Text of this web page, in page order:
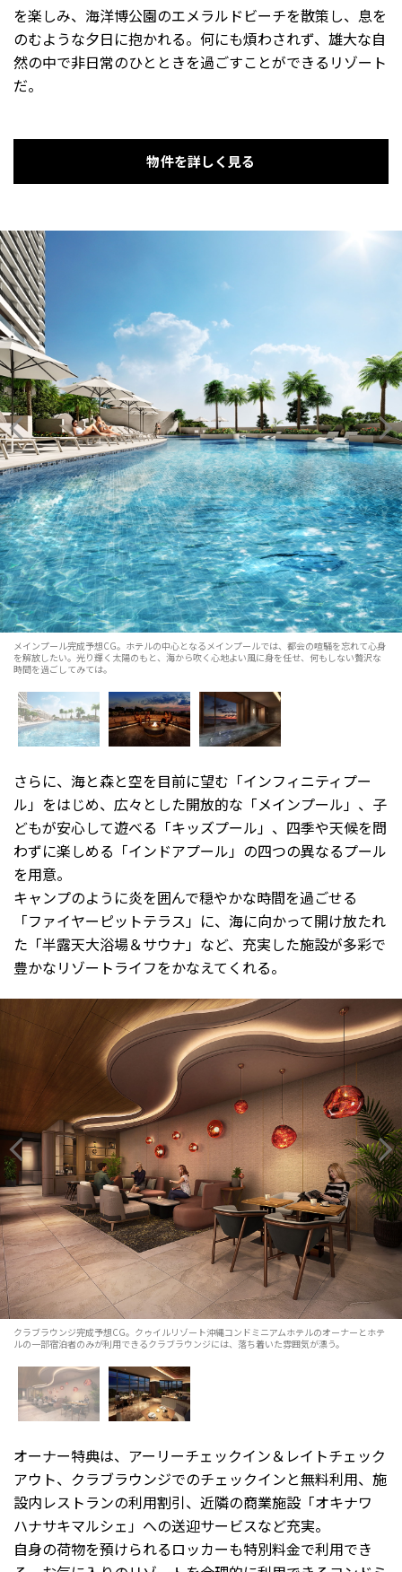
を楽しみ、海洋博公園のエメラルドビーチを散策し、息を
のむような夕日に抱かれる。何にも煩わされず、雄大な自
然の中で非日常のひとときを過ごすことができるリゾート
だ。
物件を詳しく見る
メインプール完成予想CG。ホテルの中心となるメインプールでは、都会の喧騒を忘れて心身
を解放したい。光り輝く太陽のもと、海から吹く心地よい風に身を任せ、何もしない贅沢な
時間を過ごしてみては。
さらに、海と森と空を目前に望む「インフィニティプー
ル」をはじめ、広々とした開放的な「メインプール」、子
どもが安心して遊べる「キッズプール」、四季や天候を問
わずに楽しめる「インドアプール」の四つの異なるプール
を用意。
キャンプのように炎を囲んで穏やかな時間を過ごせる
「ファイヤーピットテラス」に、海に向かって開け放たれ
た「半露天大浴場＆サウナ」など、充実した施設が多彩で
豊かなリゾートライフをかなえてくれる。
クラブラウンジ完成予想CG。クゥイルリゾート沖縄コンドミニアムホテルのオーナーとホテ
ルの一部宿泊者のみが利用できるクラブラウンジには、落ち着いた雰囲気が漂う。
オーナー特典は、アーリーチェックイン＆レイトチェック
アウト、クラブラウンジでのチェックインと無料利用、施
設内レストランの利用割引、近隣の商業施設「オキナワ
ハナサキマルシェ」への送迎サービスなど充実。
自身の荷物を預けられるロッカーも特別料金で利用でき